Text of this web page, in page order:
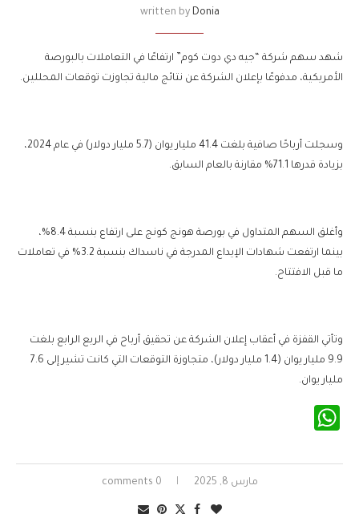
written by Donia
شهد سهم شركة “جيه دي دوت كوم” ارتفاعًا في التعاملات بالبورصة
الأمريكية، مدفوعًا بإعلان الشركة عن نتائج مالية تجاوزت توقعات المحللين.
وسجلت أرباحًا صافية بلغت 41.4 مليار يوان (5.7 مليار دولار) في عام 2024،
بزيادة قدرها 71.1% مقارنة بالعام السابق.
وأغلق السهم المتداول في بورصة هونج كونج على ارتفاع بنسبة 8.4%،
بينما ارتفعت شهادات الإيداع المدرجة في ناسداك بنسبة 3.2% في تعاملات
ما قبل الافتتاح.
وتأتي القفزة في أعقاب إعلان الشركة عن تحقيق أرباح في الربع الرابع بلغت
9.9 مليار يوان (1.4 مليار دولار)، متجاوزة التوقعات التي كانت تشير إلى 7.6
مليار يوان.
مارس 8, 2025 0 comments